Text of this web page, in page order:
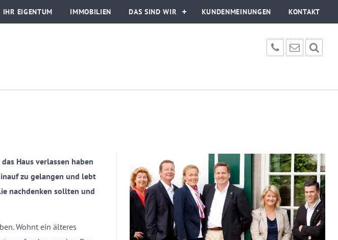
IHR EIGENTUM IMMOBILIEN DAS SIND WIR KUNDENMEINUNGEN KONTAKT
Haus verlassen haben
zu gelangen und lebt
nachdenken sollten und
Wohnt ein älteres